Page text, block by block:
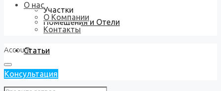
Участки
Помещения и Отели
Статьи
О нас
О Компании
Контакты
Account
Консультация